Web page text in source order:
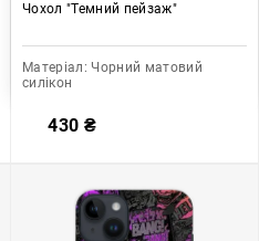
Чохол "Темний пейзаж"
Матеріал: Чорний матовий
силікон
430 ₴